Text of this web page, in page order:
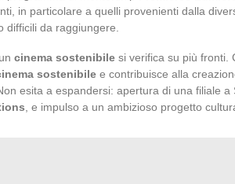
in particolare a quelli provenienti dalla
difficili da raggiungere.
cinema sostenibile si verifica su più fronti.
sostenibile e contribuisce alla
Non esita a espandersi: apertura di una filiale
, e impulso a un ambizioso progetto